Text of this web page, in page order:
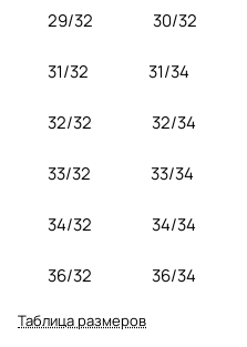
29/32 30/32
31/32 31/34
32/32 32/34
33/32 33/34
34/32 34/34
36/32 36/34
Таблица размеров